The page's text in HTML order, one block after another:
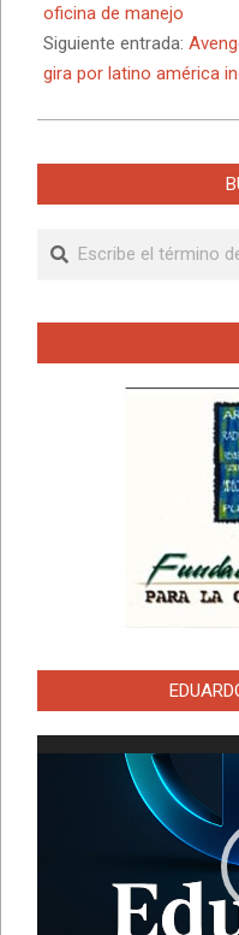
29
oficina de manejo
Siguiente entrada:
gira por latino américa
Buscar
Reproductor